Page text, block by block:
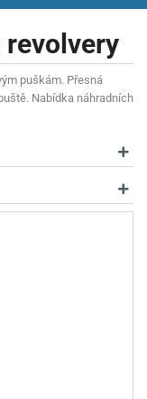
revolvery
puškám. Přesná
Nabídka náhradních